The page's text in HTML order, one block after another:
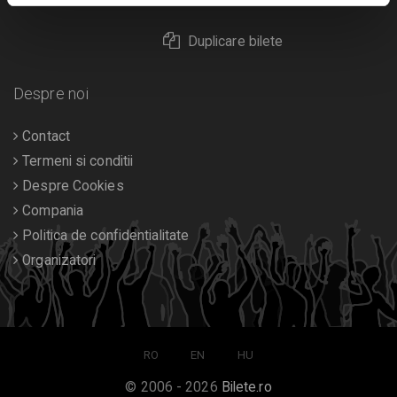
Duplicare bilete
Despre noi
Contact
Termeni si conditii
Despre Cookies
Compania
Politica de confidentialitate
Organizatori
RO EN HU
© 2006 - 2026 Bilete.ro